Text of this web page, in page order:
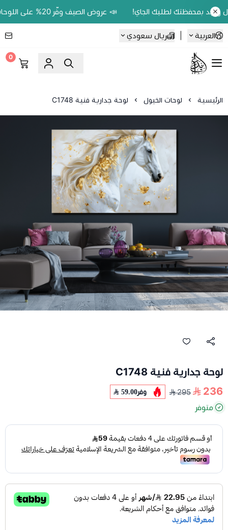
📣 عروض الصيف وفّر 20% على اللوحات الحين.. واكسب 200 ريال رصيد بمحفظتك لطلبك الجاي!
العربية ريال سعودي
Ebbdaa art
0
الرئيسية لوحات الخيول لوحة جدارية فنية C1748
لوحة جدارية فنية C1748
236
295 وفر59.00
متوفر